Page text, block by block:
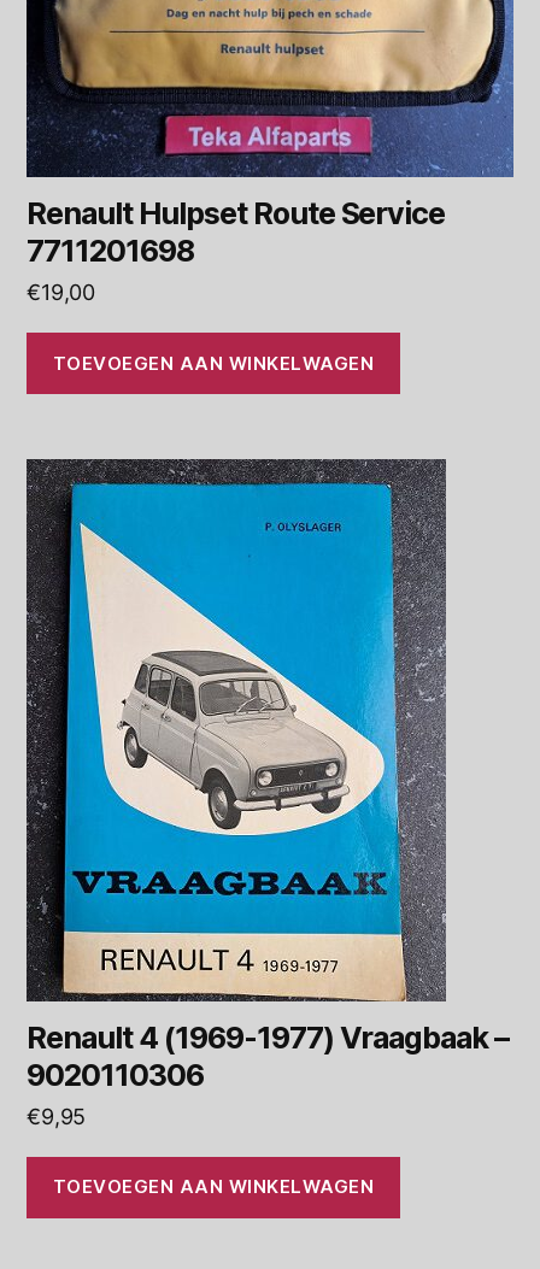
Renault Hulpset Route Service
7711201698
€19,00
TOEVOEGEN AAN WINKELWAGEN
Renault 4 (1969-1977) Vraagbaak –
9020110306
€9,95
TOEVOEGEN AAN WINKELWAGEN